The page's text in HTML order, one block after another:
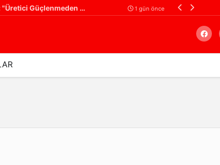
Ali Yüksel'den Çiftçiye Destek Çağrısı: "Üretici Güçlenmeden Türkiye Güçlenemez!" 1 gün önce Filistin